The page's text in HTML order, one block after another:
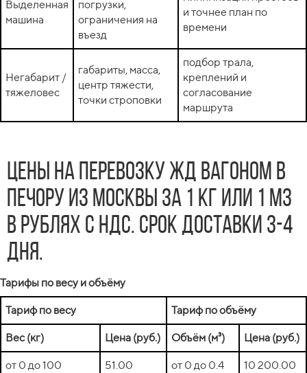
Выделенная
машина
погрузки,
ограничения на
въезд
и точнее план по
времени
Негабарит /
тяжеловес
габариты, масса,
центр тяжести,
точки строповки
подбор трала,
креплений и
согласование
маршрута
Цены на перевозку жд вагоном в
Печору из Москвы за 1 кг или 1 м3
в рублях с НДС. Срок доставки 3-4
дня.
Тарифы по весу и объёму
Тариф по весу Тариф по объёму
Вес (кг) Цена (руб.) Объём (м³) Цена (руб.)
от 0 до 100 51.00 от 0 до 0.4 10 200.00